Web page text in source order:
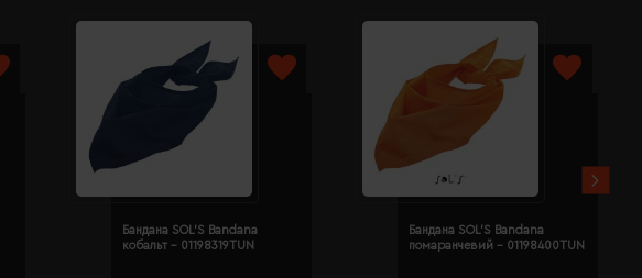
Бандана SOL'S Bandana
кобальт - 01198319TUN
Бандана SOL'S Bandana
помаранчевий - 01198400TUN